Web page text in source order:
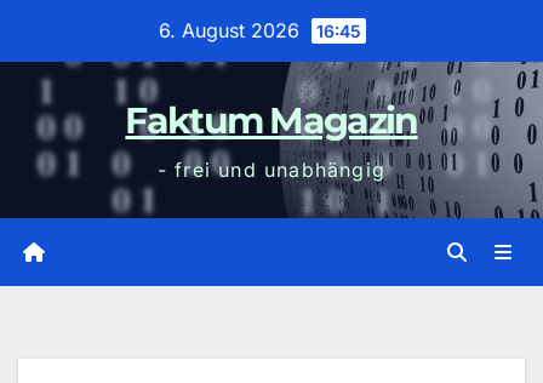
6. August 2026 16:45
Faktum Magazin
- frei und unabhängig